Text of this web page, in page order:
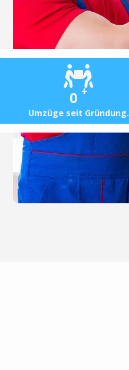
0 +
Umzüge seit Gründung.